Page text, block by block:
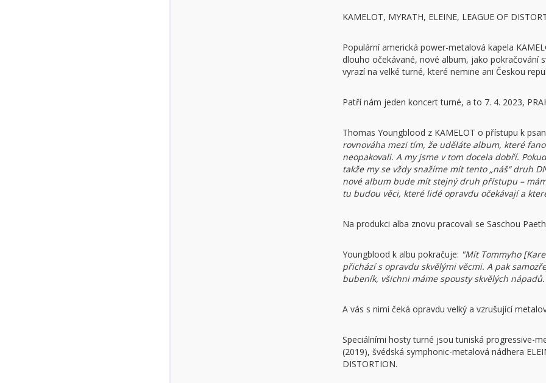
KAMELOT, MYRATH, ELEINE, LEAGUE OF
Populární americká power-metalová kapela
dlouho očekávané, nové album, jako pokračování
vyrazí na velké turné, které nemine ani Českou
Patří nám jeden koncert turné, a to 7. 4. 2023,
Thomas Youngblood z KAMELOT o přístupu k
rovnováha mezi tím, že uděláte album, které
neopakovali. A my jsme v tom docela dobří.
takže my se vždy snažíme mít tento „náš“ druh
nové album bude mít stejný druh přístupu –
tu budou věci, které lidé opravdu očekávají a
Na produkci alba znovu pracovali se Saschou
Youngblood k albu pokračuje: "Mít Tommyho
přichází s opravdu skvělými věcmi. A pak
bubeník, všichni máme spousty skvělých
A vás s nimi čeká opravdu velký a vzrušující
Speciálními hosty turné jsou tuniská progressive-
(2019), švédská symphonic-metalová nádhera
DISTORTION.